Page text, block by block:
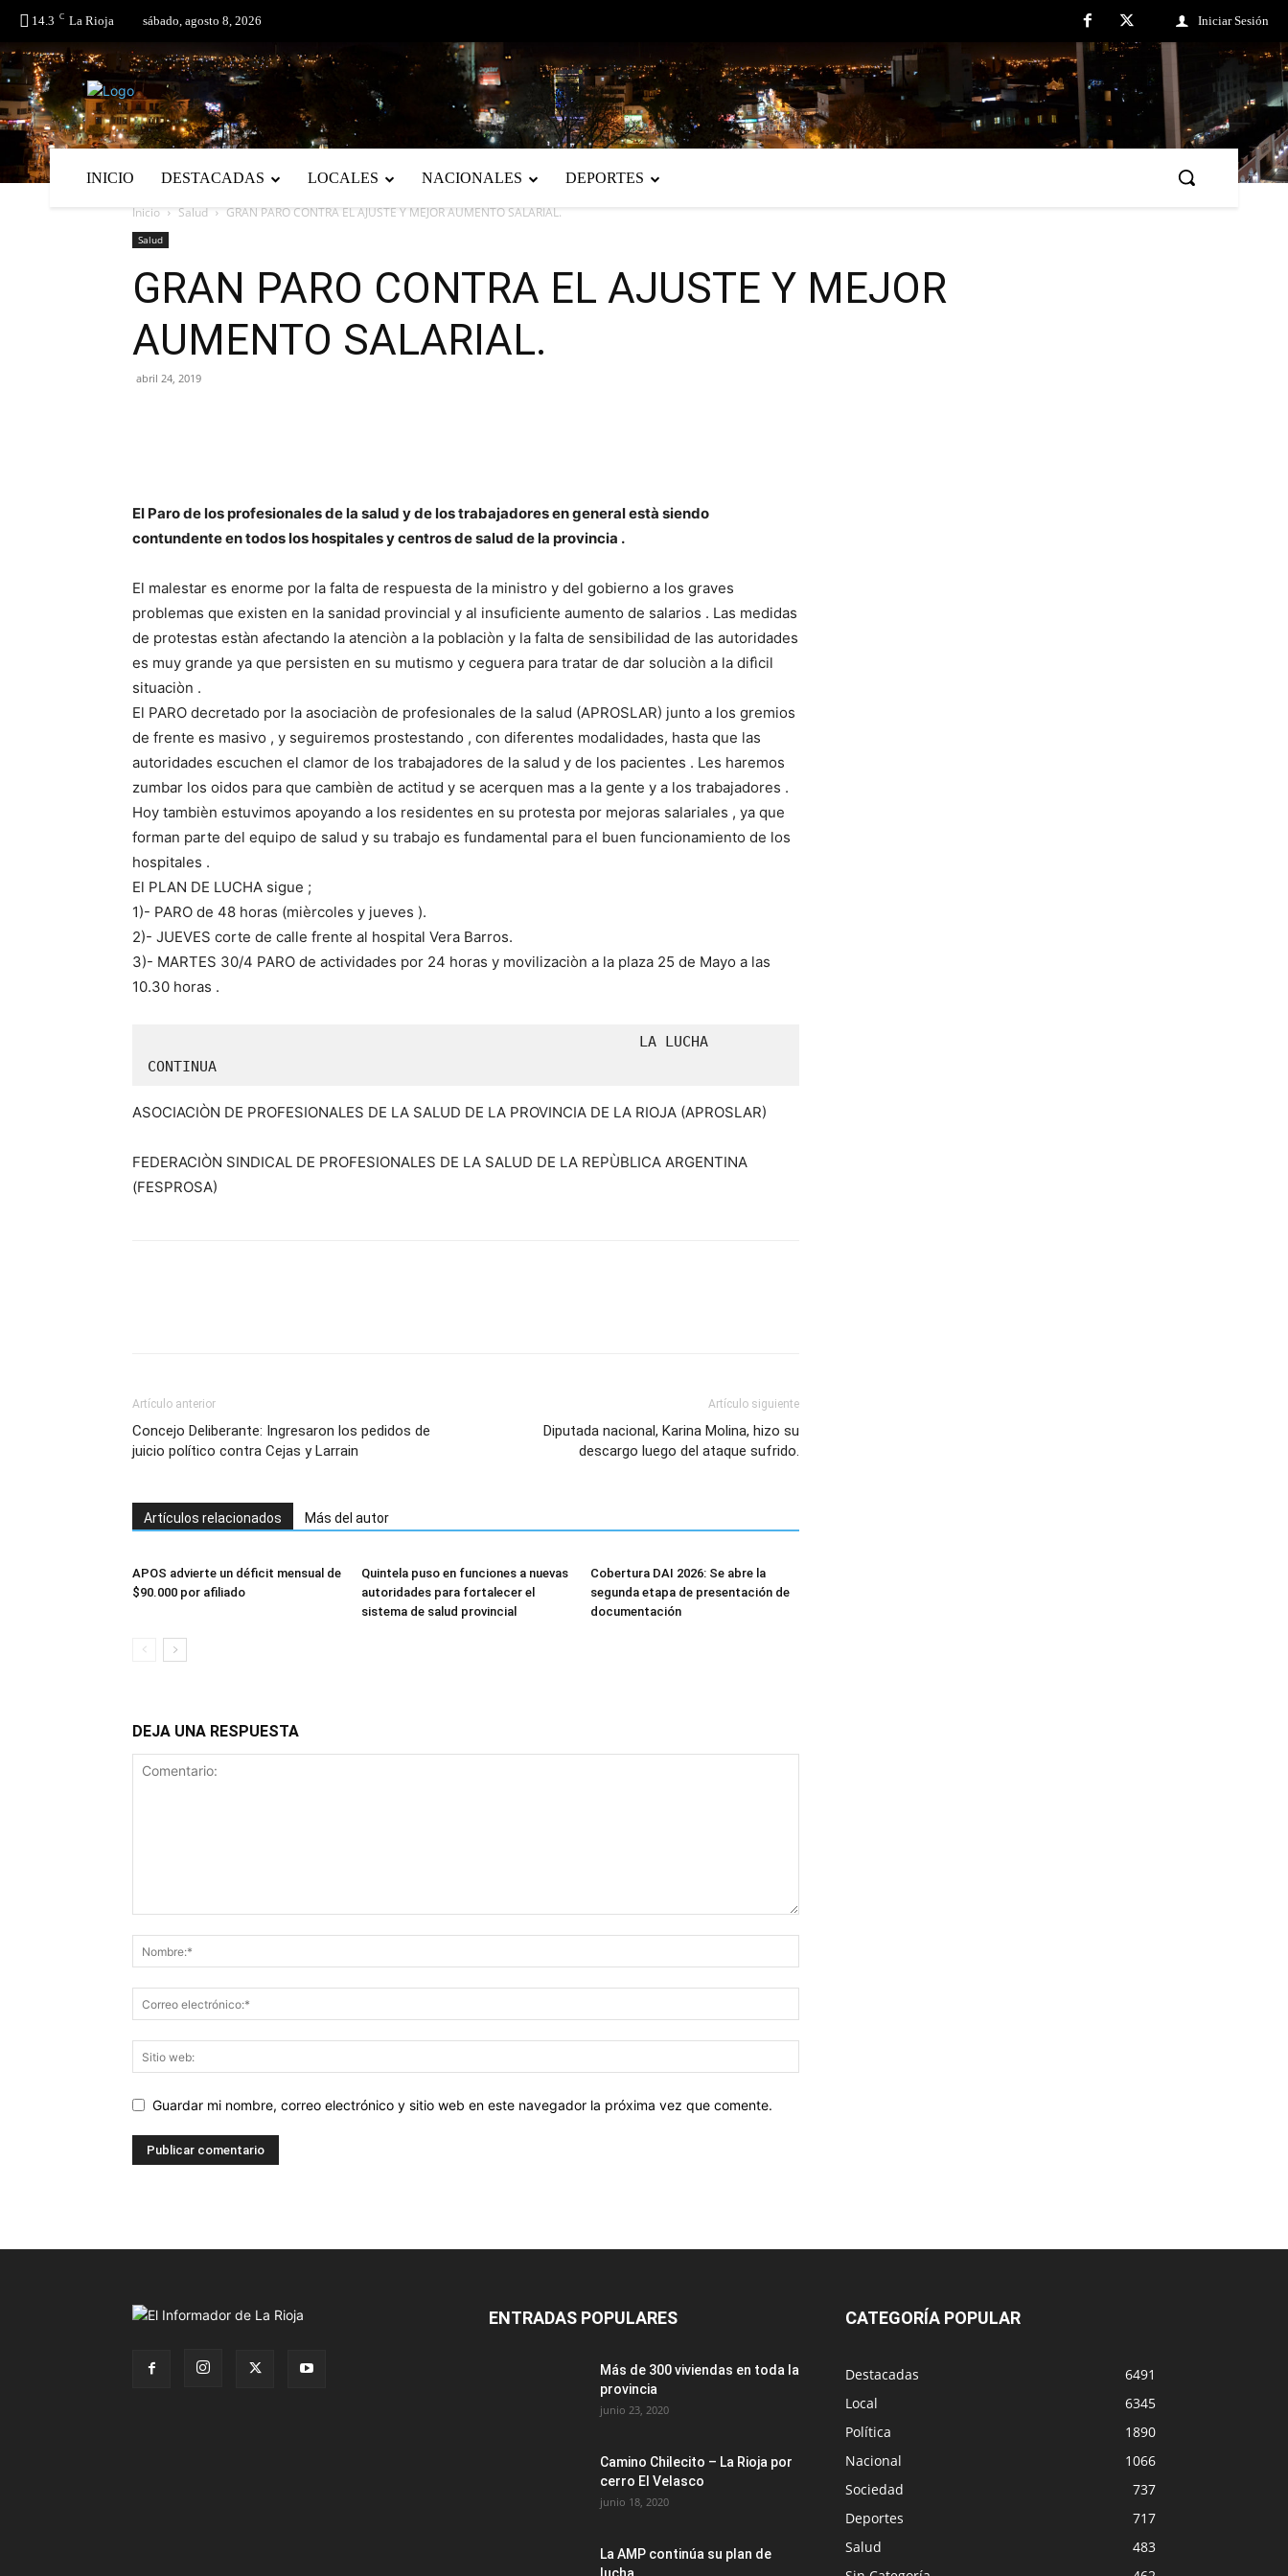
14.3 C La Rioja sábado, agosto 8, 2026 Iniciar Sesión
INICIO DESTACADAS LOCALES NACIONALES DEPORTES
Inicio Salud GRAN PARO CONTRA EL AJUSTE Y MEJOR AUMENTO SALARIAL.
Salud
GRAN PARO CONTRA EL AJUSTE Y MEJOR
AUMENTO SALARIAL.
abril 24, 2019
El Paro de los profesionales de la salud y de los trabajadores en general està siendo
contundente en todos los hospitales y centros de salud de la provincia .
El malestar es enorme por la falta de respuesta de la ministro y del gobierno a los graves
problemas que existen en la sanidad provincial y al insuficiente aumento de salarios . Las medidas
de protestas estàn afectando la atenciòn a la poblaciòn y la falta de sensibilidad de las autoridades
es muy grande ya que persisten en su mutismo y ceguera para tratar de dar soluciòn a la difìcil
situaciòn .
El PARO decretado por la asociaciòn de profesionales de la salud (APROSLAR) junto a los gremios
de frente es masivo , y seguiremos prostestando , con diferentes modalidades, hasta que las
autoridades escuchen el clamor de los trabajadores de la salud y de los pacientes . Les haremos
zumbar los oidos para que cambièn de actitud y se acerquen mas a la gente y a los trabajadores .
Hoy tambièn estuvimos apoyando a los residentes en su protesta por mejoras salariales , ya que
forman parte del equipo de salud y su trabajo es fundamental para el buen funcionamiento de los
hospitales .
El PLAN DE LUCHA sigue ;
1)- PARO de 48 horas (mièrcoles y jueves ).
2)- JUEVES corte de calle frente al hospital Vera Barros.
3)- MARTES 30/4 PARO de actividades por 24 horas y movilizaciòn a la plaza 25 de Mayo a las
10.30 horas .
CONTINUA
ASOCIACIÒN DE PROFESIONALES DE LA SALUD DE LA PROVINCIA DE LA RIOJA (APROSLAR)
FEDERACIÒN SINDICAL DE PROFESIONALES DE LA SALUD DE LA REPÙBLICA ARGENTINA
(FESPROSA)
Artículo anterior
Concejo Deliberante: Ingresaron los pedidos de
juicio político contra Cejas y Larrain
Artículo siguiente
Diputada nacional, Karina Molina, hizo su
descargo luego del ataque sufrido.
Artículos relacionados Más del autor
APOS advierte un déficit mensual de
$90.000 por afiliado
Quintela puso en funciones a nuevas
autoridades para fortalecer el
sistema de salud provincial
Cobertura DAI 2026: Se abre la
segunda etapa de presentación de
documentación
DEJA UNA RESPUESTA
Guardar mi nombre, correo electrónico y sitio web en este navegador la próxima vez que comente.
ENTRADAS POPULARES
Más de 300 viviendas en toda la
provincia
junio 23, 2020
Camino Chilecito – La Rioja por
cerro El Velasco
junio 18, 2020
La AMP continúa su plan de
lucha
CATEGORÍA POPULAR
Destacadas
6491
Local
6345
Política
1890
Nacional
1066
Sociedad
737
Deportes
717
Salud
483